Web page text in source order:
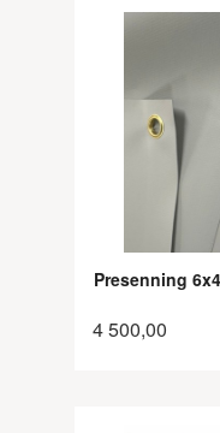
Presenning
4 500,00